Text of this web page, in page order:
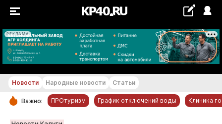
РЕКЛАМА
+21...+22 °С
РУБРИКИ
Новости Народные новости Статьи
Важно: ПРОтуризм График отключений воды Клиника